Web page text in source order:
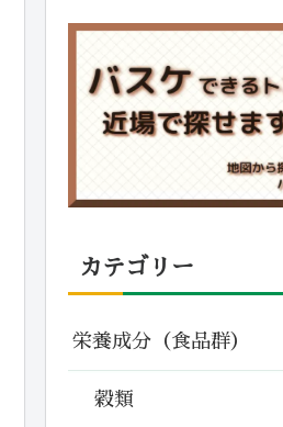
カテゴリー
栄養成分（食品群）
穀類